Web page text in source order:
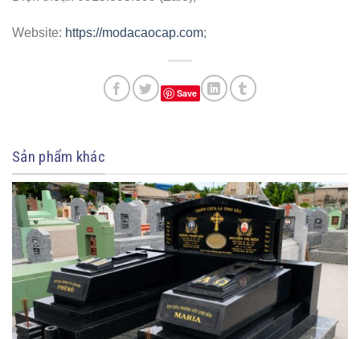
Website: https://modacaocap.com;
Save
Sản phẩm khác